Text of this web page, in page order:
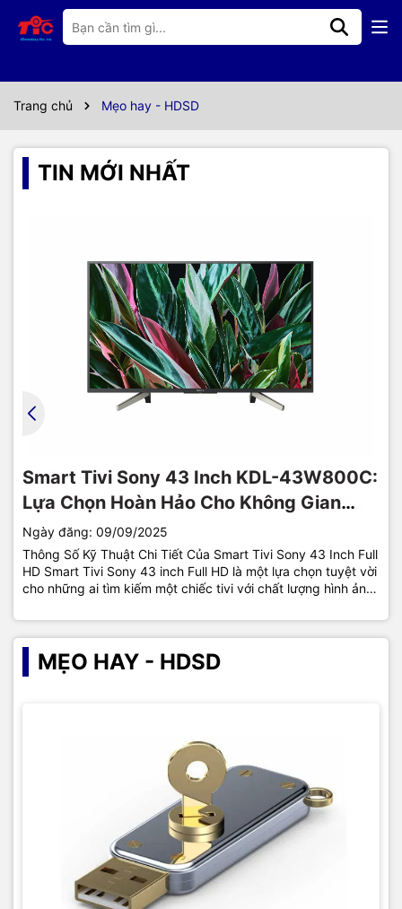
Trang chủ Mẹo hay - HDSD
TIN MỚI NHẤT
Ngày Phụ Nữ Việt Nam 20/10: Tri ân và
Tôn vinh những "bông hồng thép" của
đất nước
Đại hội chi bộ Công ty Cổ Phần Giải Pháp
Mạng và Máy Tính TIC lần đầu tiên
Cuộc Họp Tháng 11: Tăng Cường Xúc
Tiến Thương Mại và Hợp Tác Bền Vững
Smart Tivi Sony 43 Inch KDL-43W800C:
Lựa Chọn Hoàn Hảo Cho Không Gian
Nhỏ
Ngày đăng: 09/09/2025
Thông Số Kỹ Thuật Chi Tiết Của Smart Tivi Sony 43 Inch Full
HD Smart Tivi Sony 43 inch Full HD là một lựa chọn tuyệt vời
cho những ai tìm kiếm một chiếc tivi với chất lượng hình ảnh
MẸO HAY - HDSD